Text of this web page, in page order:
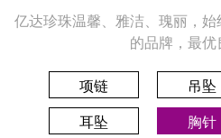
亿达珍珠温馨、雅洁、瑰丽，
的品牌，最优
项链 吊坠
耳坠
胸针